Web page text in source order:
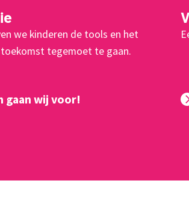
we kinderen de tools en het
tegemoet te gaan.
gaan wij voor!